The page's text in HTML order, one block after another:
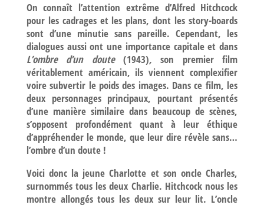
On connaît l’attention extrême d’Alfred Hitchcock
pour les cadrages et les plans, dont les story-boards
sont d’une minutie sans pareille. Cependant, les
dialogues aussi ont une importance capitale et dans
L’ombre d’un doute (1943), son premier film
véritablement américain, ils viennent complexifier
voire subvertir le poids des images. Dans ce film, les
deux personnages principaux, pourtant présentés
d’une manière similaire dans beaucoup de scènes,
s’opposent profondément quant à leur éthique
d’appréhender le monde, que leur dire révèle sans…
l’ombre d’un doute !
Voici donc la jeune Charlotte et son oncle Charles,
surnommés tous les deux Charlie. Hitchcock nous les
montre allongés tous les deux sur leur lit. L’oncle